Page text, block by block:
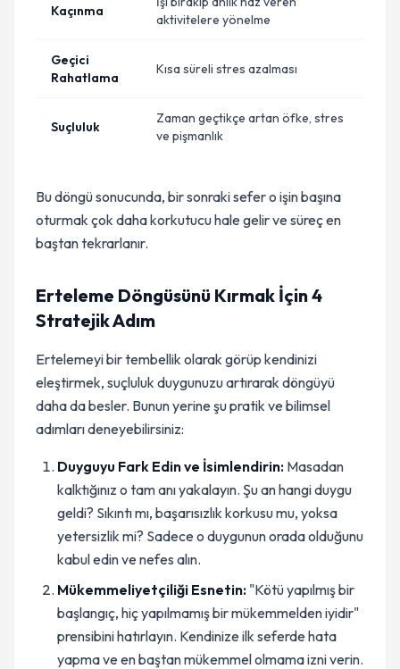
Kaçınma
aktivitelere yönelme
Geçici
Rahatlama
Kısa süreli stres azalması
Suçluluk
Zaman geçtikçe artan öfke, stres
ve pişmanlık
Bu döngü sonucunda, bir sonraki sefer o işin başına
oturmak çok daha korkutucu hale gelir ve süreç en
baştan tekrarlanır.
Erteleme Döngüsünü Kırmak İçin 4
Stratejik Adım
Ertelemeyi bir tembellik olarak görüp kendinizi
eleştirmek, suçluluk duygunuzu artırarak döngüyü
daha da besler. Bunun yerine şu pratik ve bilimsel
adımları deneyebilirsiniz:
Duyguyu Fark Edin ve İsimlendirin: Masadan
kalktığınız o tam anı yakalayın. Şu an hangi duygu
geldi? Sıkıntı mı, başarısızlık korkusu mu, yoksa
yetersizlik mi? Sadece o duygunun orada olduğunu
kabul edin ve nefes alın.
Mükemmeliyetçiliği Esnetin: "Kötü yapılmış bir
başlangıç, hiç yapılmamış bir mükemmelden iyidir"
prensibini hatırlayın. Kendinize ilk seferde hata
yapma ve en baştan mükemmel olmama izni verin.